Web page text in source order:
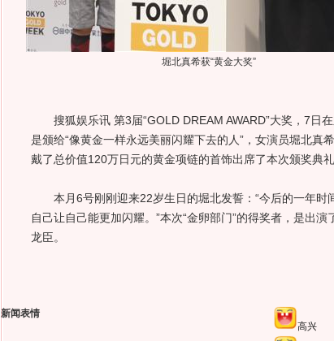
堀北真希获“黄金大奖”
搜狐娱乐讯 第3届“GOLD DREAM AWARD”大奖，7日
是颁给“像黄金一样永远美丽闪耀下去的人”，女演员堀北真
戴了总价值120万日元的黄金项链的首饰出席了本次颁奖典礼
本月6号刚刚迎来22岁生日的堀北发誓：“今后的一年时
自己让自己能更加闪耀。”本次“金卵部门”的得奖者，是出
龙臣。
新闻表情
高兴